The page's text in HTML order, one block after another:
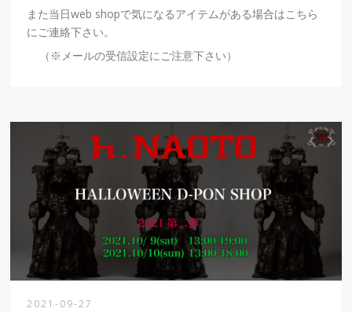
また当日web shopで気になるアイテムがある場合はこちら
にご連絡下さい。
（※メールの受信設定にご注意下さい）
2021-09-27